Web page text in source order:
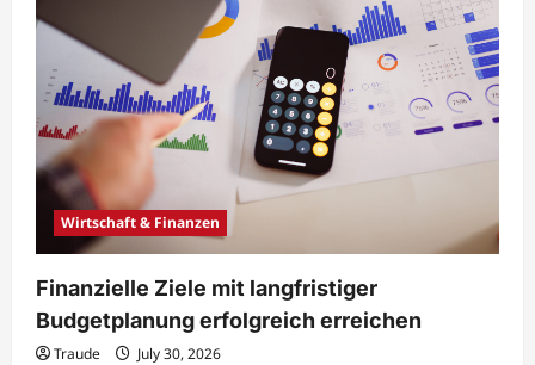
Wirtschaft & Finanzen
Finanzielle Ziele mit langfristiger
Budgetplanung erfolgreich erreichen
Traude July 30, 2026